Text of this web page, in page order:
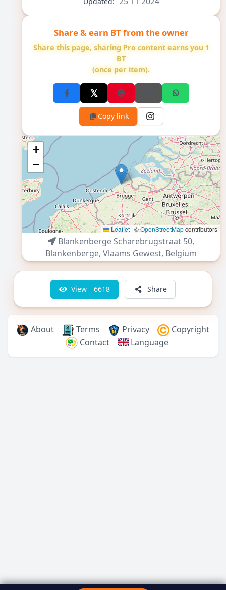
Share & earn BT from the owner
Share this page, sharing Pro content earns you 1
BT
(once per item).
Copy link
+
−
Leaflet | ©OpenStreetMapcontributors
Blankenberge Scharebrugstraat 50,
Blankenberge, Vlaams Gewest, Belgium
View 6618 Share
About Terms Privacy
Copyright
Contact
Language